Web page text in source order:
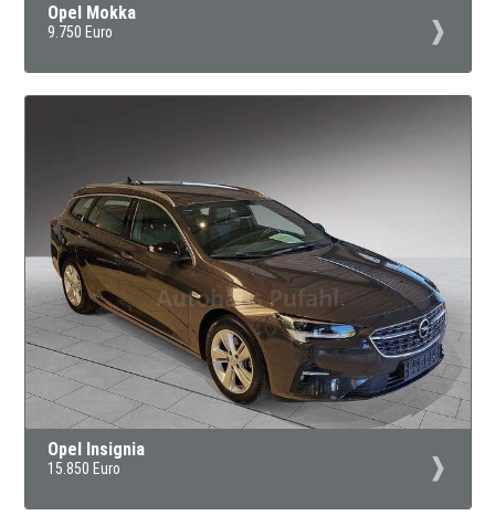
Opel Mokka
9.750 Euro
Opel Insignia
15.850 Euro